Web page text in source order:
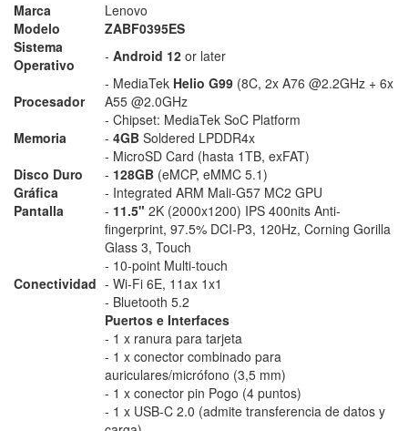
Marca
Lenovo
Modelo
ZABF0395ES
Sistema
Operativo
- Android 12 or later
Procesador
- MediaTek Helio G99 (8C, 2x A76 @2.2GHz + 6x
A55 @2.0GHz
- Chipset: MediaTek SoC Platform
Memoria
- 4GB Soldered LPDDR4x
- MicroSD Card (hasta 1TB, exFAT)
Disco Duro
- 128GB (eMCP, eMMC 5.1)
Gráfica
- Integrated ARM Mali-G57 MC2 GPU
Pantalla
- 11.5" 2K (2000x1200) IPS 400nits Anti-
fingerprint, 97.5% DCI-P3, 120Hz, Corning Gorilla
Glass 3, Touch
- 10-point Multi-touch
Conectividad - Wi-Fi 6E, 11ax 1x1
- Bluetooth 5.2
Puertos e Interfaces
- 1 x ranura para tarjeta
- 1 x conector combinado para
auriculares/micrófono (3,5 mm)
- 1 x conector pin Pogo (4 puntos)
- 1 x USB-C 2.0 (admite transferencia de datos y